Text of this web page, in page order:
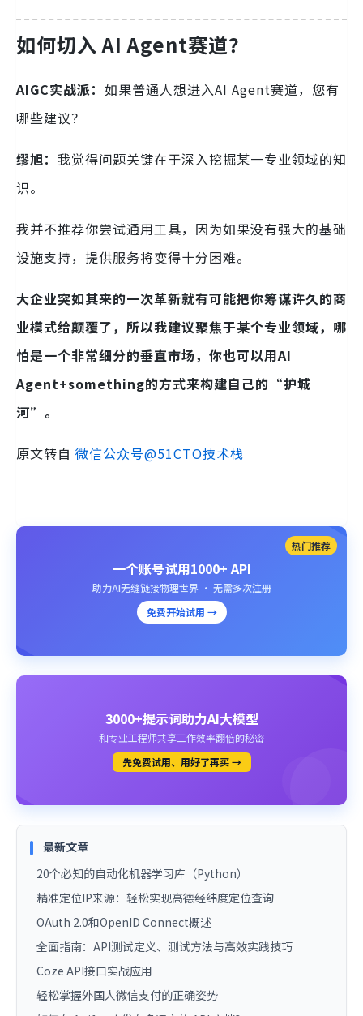
如何切入 AI Agent赛道？
AIGC实战派： 如果普通人想进入AI Agent赛道，您有
哪些建议？
缪旭： 我觉得问题关键在于深入挖掘某一专业领域的知
识。
我并不推荐你尝试通用工具，因为如果没有强大的基础
设施支持，提供服务将变得十分困难。
大企业突如其来的一次革新就有可能把你筹谋许久的商
业模式给颠覆了，所以我建议聚焦于某个专业领域，哪
怕是一个非常细分的垂直市场，你也可以用AI
Agent+something的方式来构建自己的“护城
河”。
原文转自 微信公众号@51CTO技术栈
热门推荐
一个账号试用1000+ API
助力AI无缝链接物理世界 · 无需多次注册
免费开始试用 →
3000+提示词助力AI大模型
和专业工程师共享工作效率翻倍的秘密
先免费试用、用好了再买 →
最新文章
20个必知的自动化机器学习库（Python）
精准定位IP来源：轻松实现高德经纬度定位查询
OAuth 2.0和OpenID Connect概述
全面指南：API测试定义、测试方法与高效实践技巧
Coze API接口实战应用
轻松掌握外国人微信支付的正确姿势